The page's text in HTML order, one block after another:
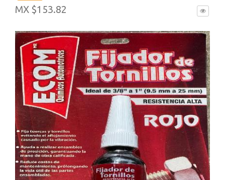
MX $153.82